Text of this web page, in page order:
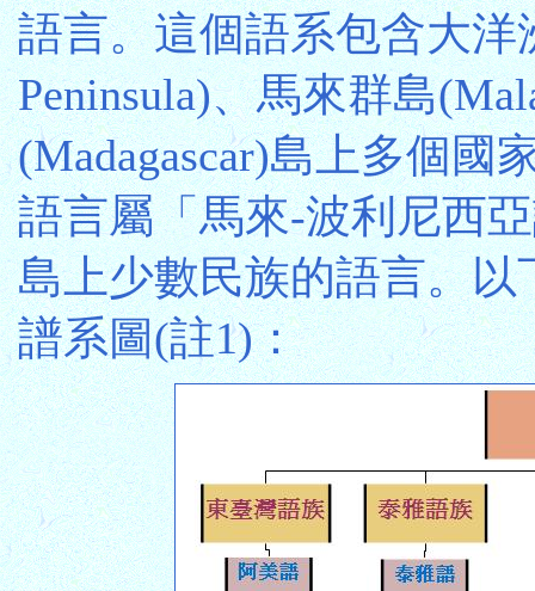
語言。這個語系包含大洋
Peninsula)、馬來群島
(Madagascar)島上多個國
語言屬「馬來-波利尼西
島上少數民族的語言。
譜系圖(註1)：